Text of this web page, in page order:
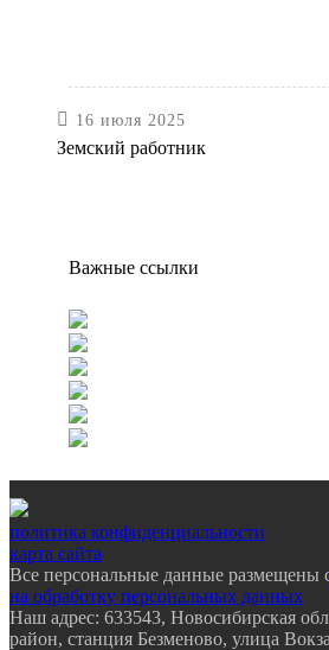
 16 июля 2025
Земский работник
Важные ссылки
политика конфиденциальности
карта сайта
Все персональные данные размещены
на обработку персональных данных
Наш адрес: 633543, Новосибирская
район, станция Безменово, улица